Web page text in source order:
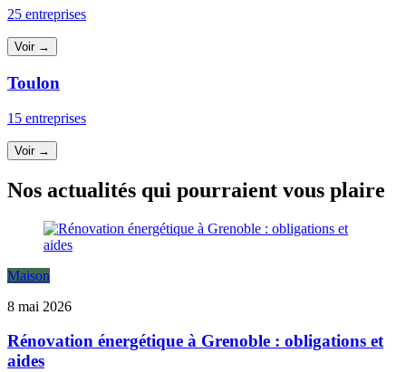
25 entreprises
Voir →
Toulon
15 entreprises
Voir →
Nos actualités qui pourraient vous plaire
Maison
8 mai 2026
Rénovation énergétique à Grenoble : obligations et
aides